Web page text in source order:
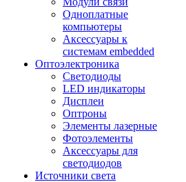
Одноплатные
компьютеры
Аксессуары к
системам embedded
Oптоэлектроника
Светодиоды
LED индикаторы
Дисплеи
Оптроны
Элементы лазерные
Фотоэлементы
Аксессуары для
светодиодов
Источники света